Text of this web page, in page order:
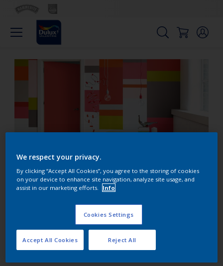
Dynamique
We respect your privacy.
By clicking “Accept All Cookies”, you agree to the storing of cookies
on your device to enhance site navigation, analyze site usage, and
assist in our marketing efforts.
Info
Cookies Settings
Reject All
Accept All Cookies